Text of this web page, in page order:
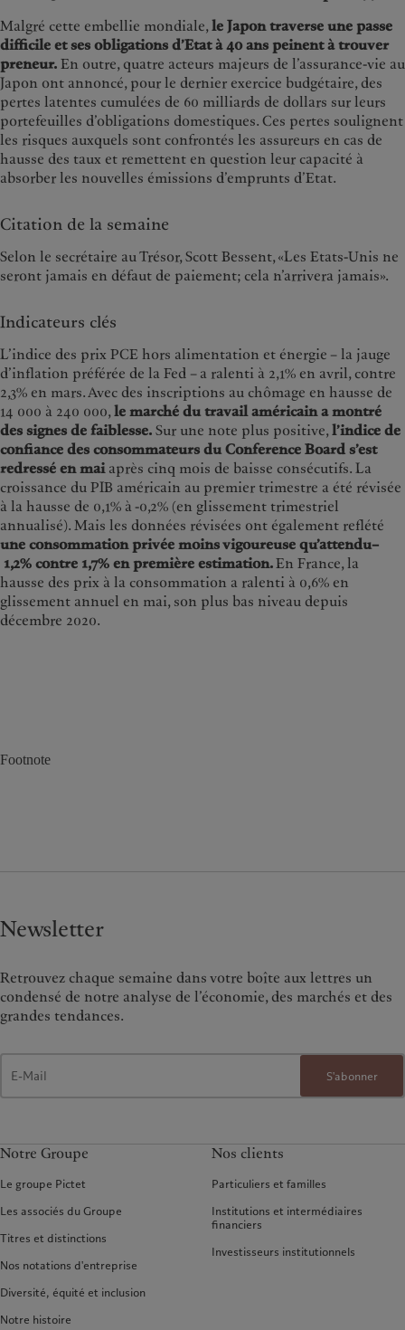
Malgré cette embellie mondiale,le Japon traverse une passe
difficile et ses obligations d’Etat à 40 ans peinent à trouver
preneur.En outre, quatre acteurs majeurs de l’assurance-vie au
Japon ont annoncé, pour le dernier exercice budgétaire, des
pertes latentes cumulées de 60 milliards de dollars sur leurs
portefeuilles d’obligations domestiques. Ces pertes soulignent
les risques auxquels sont confrontés les assureurs en cas de
hausse des taux et remettent en question leur capacité à
absorber les nouvelles émissions d’emprunts d’Etat.
Citation de la semaine
Selon le secrétaire au Trésor, Scott Bessent, «Les Etats-Unis ne
seront jamais en défaut de paiement; cela n’arrivera jamais».
Indicateurs clés
L’indice des prix PCE hors alimentation et énergie – la jauge
d’inflation préférée de la Fed – a ralenti à 2,1% en avril, contre
2,3% en mars. Avec des inscriptions au chômage en hausse de
14 000 à 240 000,le marché du travail américain a montré
des signes de faiblesse.Sur une note plus positive,l’indice de
confiance des consommateurs du Conference Board s’est
redressé en maiaprès cinq mois de baisse consécutifs. La
croissance du PIB américain au premier trimestre a été révisée
à la hausse de 0,1% à -0,2% (en glissement trimestriel
annualisé). Mais les données révisées ont également reflété
une consommation privée moins vigoureuse qu’attendu–
1,2% contre 1,7% en première estimation.En France, la
hausse des prix à la consommation a ralenti à 0,6% en
glissement annuel en mai, son plus bas niveau depuis
décembre 2020.
Footnote
Newsletter
Retrouvez chaque semaine dans votre boîte aux lettres un
condensé de notre analyse de l’économie, des marchés et des
grandes tendances.
S'abonner
Notre Groupe
Le groupe Pictet
Les associés du Groupe
Titres et distinctions
Nos notations d'entreprise
Diversité, équité et inclusion
Notre histoire
Nos clients
Particuliers et familles
Institutions et intermédiaires
financiers
Investisseurs institutionnels